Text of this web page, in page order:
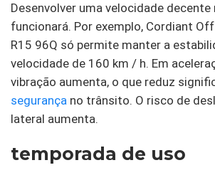
Desenvolver uma velocidade decente
funcionará. Por exemplo, Cordiant
R15 96Q só permite manter a
velocidade de 160 km / h. Em
vibração aumenta, o que reduz
segurança no trânsito. O risco de
lateral aumenta.
temporada de uso